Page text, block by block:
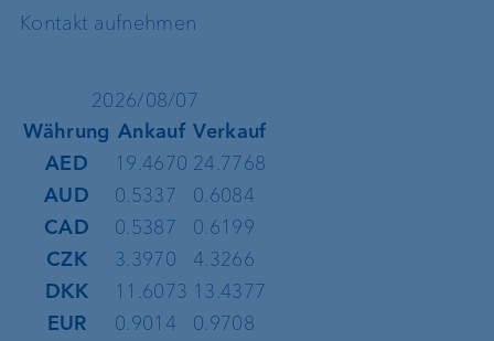
Kontakt aufnehmen
2026/08/07
Währung Ankauf Verkauf
AED
19.4670 24.7768
AUD
0.5337
0.6084
CAD
0.5387
0.6199
CZK
3.3970
4.3266
DKK
11.6073 13.4377
EUR
0.9014
0.9708